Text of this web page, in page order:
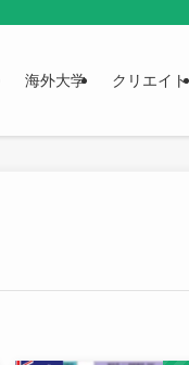
海外大学 クリエイト